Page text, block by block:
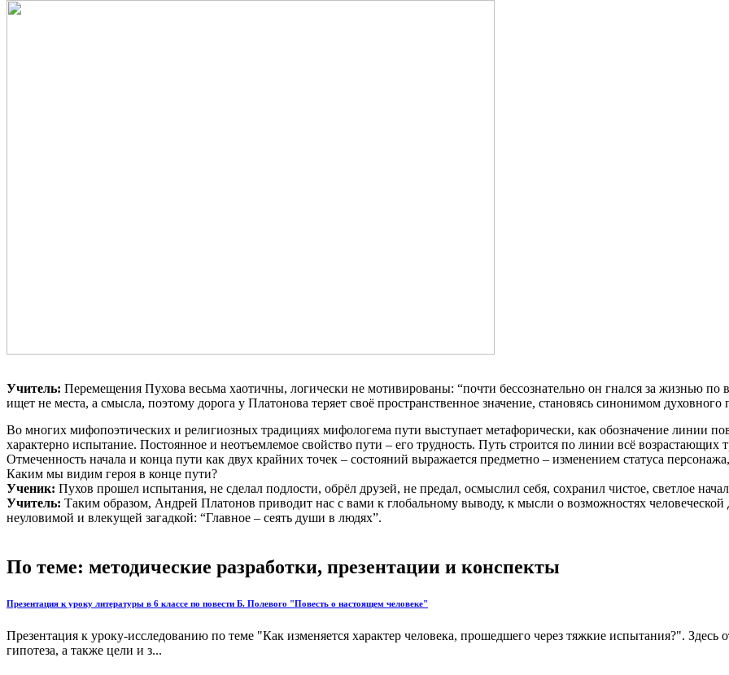
Учитель: Перемещения Пухова весьма хаотичны, логически не мотивированы: “почти бессознательно он гнался за жизнью
ищет не места, а смысла, поэтому дорога у Платонова теряет своё пространственное значение, становясь синонимом духовного
Во многих мифопоэтических и религиозных традициях мифологема пути выступает метафорически, как обозначение линии
характерно испытание. Постоянное и неотъемлемое свойство пути – его трудность. Путь строится по линии всё возрастающих
Отмеченность начала и конца пути как двух крайних точек – состояний выражается предметно – изменением статуса
Каким мы видим героя в конце пути?
Ученик: Пухов прошел испытания, не сделал подлости, обрёл друзей, не предал, осмыслил себя, сохранил чистое, светлое
Учитель: Таким образом, Андрей Платонов приводит нас с вами к глобальному выводу, к мысли о возможностях
неуловимой и влекущей загадкой: “Главное – сеять души в людях”.
По теме: методические разработки, презентации и конспекты
Презентация к уроку литературы в 6 классе по повести Б. Полевого "Повесть о настоящем человеке"
Презентация к уроку-исследованию по теме "Как изменяется характер человека, прошедшего через тяжкие испытания?".
гипотеза, а также цели и з...